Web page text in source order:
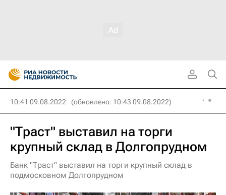
10:41 09.08.2022 (обновлено: 10:43 09.08.2022)
"Траст" выставил на торги
крупный склад в Долгопрудном
Банк "Траст" выставил на торги крупный склад в
подмосковном Долгопрудном